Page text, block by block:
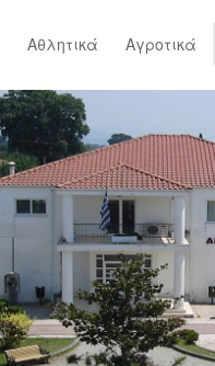
Αθλητικά Αγροτικά